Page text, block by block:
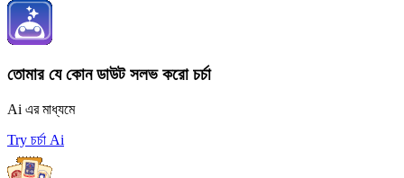
তোমার যে কোন ডাউট সলভ করো চর্চা
Ai এর মাধ্যমে
Try চর্চা Ai